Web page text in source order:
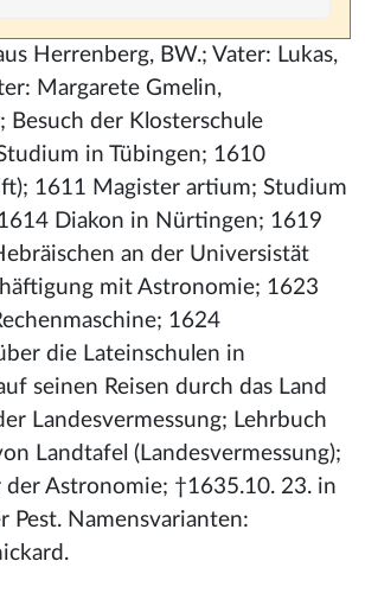
Herrenberg, BW.; Vater: Lukas,
Margarete Gmelin,
Besuch der Klosterschule
in Tübingen; 1610
1611 Magister artium; Studium
Diakon in Nürtingen; 1619
an der Universistät
mit Astronomie; 1623
1624
die Lateinschulen in
seinen Reisen durch das Land
Landesvermessung; Lehrbuch
Landtafel (Landesvermessung);
der Astronomie; †1635.10. 23. in
Pest. Namensvarianten: